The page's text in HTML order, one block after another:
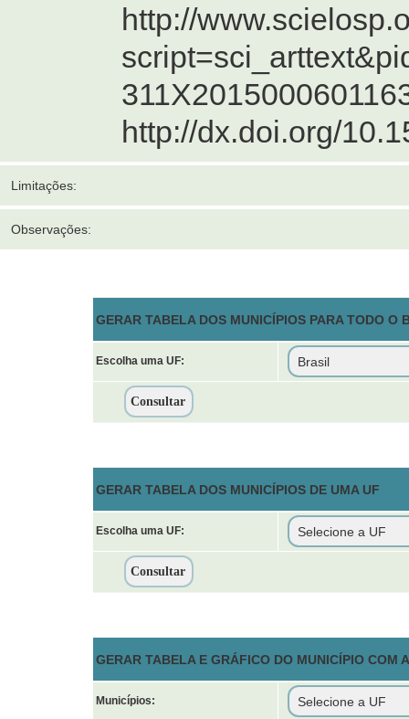
http://
http://dx.doi.org/
Limitações:
Observações:
GERAR TABELA DOS MUNICÍPIOS PARA TODO O
Escolha uma UF:
GERAR TABELA DOS MUNICÍPIOS DE UMA UF
Escolha uma UF:
GERAR TABELA E GRÁFICO DO MUNICÍPIO COM
Municípios: